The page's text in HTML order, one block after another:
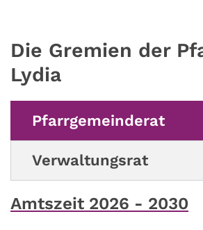
Die Gremien der
Lydia
Pfarrgemeinderat
Verwaltungsrat
Amtszeit 2026 - 2030